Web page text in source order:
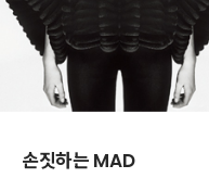
손짓하는 MAD